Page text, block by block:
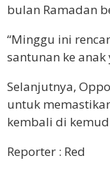
bulan Ramadan
“Minggu ini
santunan ke
Selanjutnya,
untuk
kembali di
Reporter : Red